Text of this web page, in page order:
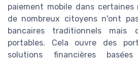
paiement mobile dans
de nombreux citoyens n'ont
bancaires traditionnels mais
portables. Cela ouvre des
solutions financières